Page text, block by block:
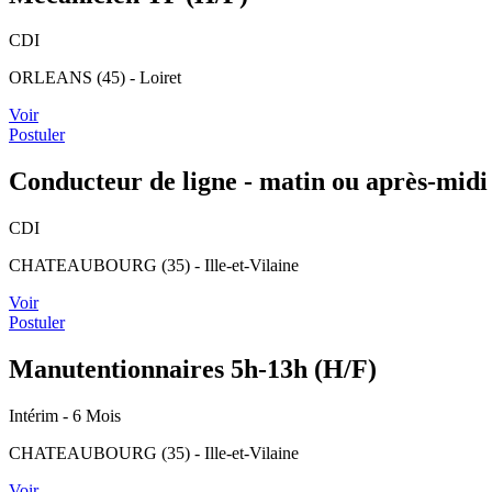
CDI
ORLEANS (45) - Loiret
Voir
Postuler
Conducteur de ligne - matin ou après-
CDI
CHATEAUBOURG (35) - Ille-et-Vilaine
Voir
Postuler
Manutentionnaires 5h-13h (H/F)
Intérim - 6 Mois
CHATEAUBOURG (35) - Ille-et-Vilaine